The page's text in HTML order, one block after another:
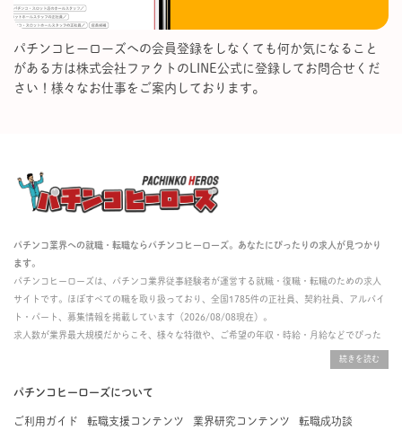
パチンコヒーローズへの会員登録をしなくても何か気になること
がある方は株式会社ファクトのLINE公式に登録してお問合せくだ
さい！様々なお仕事をご案内しております。
パチンコ業界への就職・転職ならパチンコヒーローズ。あなたにぴったりの求人が見つかり
ます。
パチンコヒーローズは、パチンコ業界従事経験者が運営する就職・復職・転職のための求人
サイトです。ほぼすべての職を取り扱っており、全国1785件の正社員、契約社員、アルバイ
ト・パート、募集情報を掲載しています（2026/08/08現在）。
求人数が業界最大規模だからこそ、様々な特徴や、ご希望の年収・時給・月給などでぴった
りな求人を探すことができ、ご利用者の約96%の方に「満足」とお答えいただいています。
掲載している求人は、すべて契約法人様から寄せられた正規の求人情報です。応募いただい
た内容はすぐに直接事業所に届くためスムーズに転職・復職できます。
パチンコヒーローズについて
ご利用ガイド 転職支援コンテンツ 業界研究コンテンツ 転職成功談